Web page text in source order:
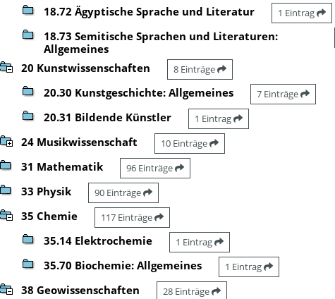
18.72 Ägyptische Sprache und Literatur 1 Eintrag
18.73 Semitische Sprachen und Literaturen:
Allgemeines
20 Kunstwissenschaften 8 Einträge
20.30 Kunstgeschichte: Allgemeines 7 Einträge
20.31 Bildende Künstler 1 Eintrag
24 Musikwissenschaft 10 Einträge
31 Mathematik 96 Einträge
33 Physik 90 Einträge
35 Chemie 117 Einträge
35.14 Elektrochemie 1 Eintrag
35.70 Biochemie: Allgemeines 1 Eintrag
38 Geowissenschaften 28 Einträge